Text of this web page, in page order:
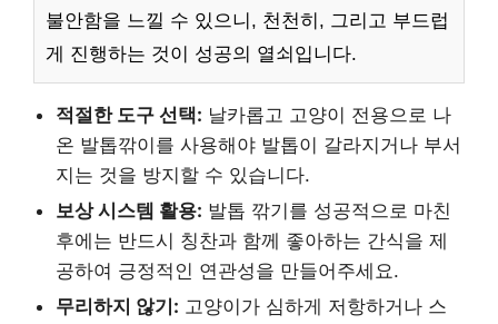
불안함을 느낄 수 있으니, 천천히, 그리고 부드럽
게 진행하는 것이 성공의 열쇠입니다.
적절한 도구 선택: 날카롭고 고양이 전용으로 나
온 발톱깎이를 사용해야 발톱이 갈라지거나 부서
지는 것을 방지할 수 있습니다.
보상 시스템 활용: 발톱 깎기를 성공적으로 마친
후에는 반드시 칭찬과 함께 좋아하는 간식을 제
공하여 긍정적인 연관성을 만들어주세요.
무리하지 않기: 고양이가 심하게 저항하거나 스